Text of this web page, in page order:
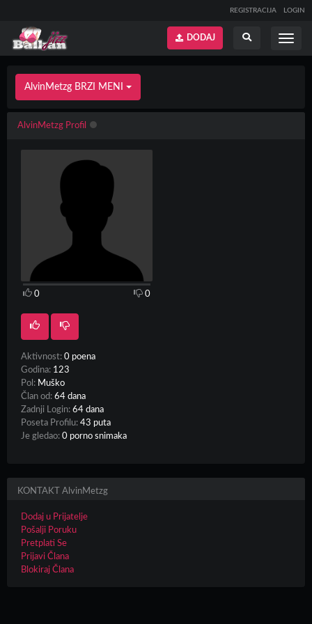
REGISTRACIJA LOGIN
Prikaži
DODAJ
AlvinMetzg BRZI MENI
AlvinMetzg Profil
0 0
Aktivnost: 0 poena
Godina: 123
Pol: Muško
Član od: 64 dana
Zadnji Login: 64 dana
Poseta Profilu: 43 puta
Je gledao: 0 porno snimaka
KONTAKT AlvinMetzg
Dodaj u Prijatelje
Pošalji Poruku
Pretplati Se
Prijavi Člana
Blokiraj Člana